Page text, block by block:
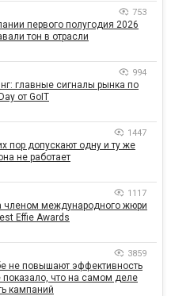
753
первого полугодия 2026
тон в отрасли
994
главные сигналы рынка по
от GoIT
1447
пор допускают одну и ту же
не работает
1117
членом международного жюри
Effie Awards
3859
не повышают эффективность
что на самом деле
кампаний